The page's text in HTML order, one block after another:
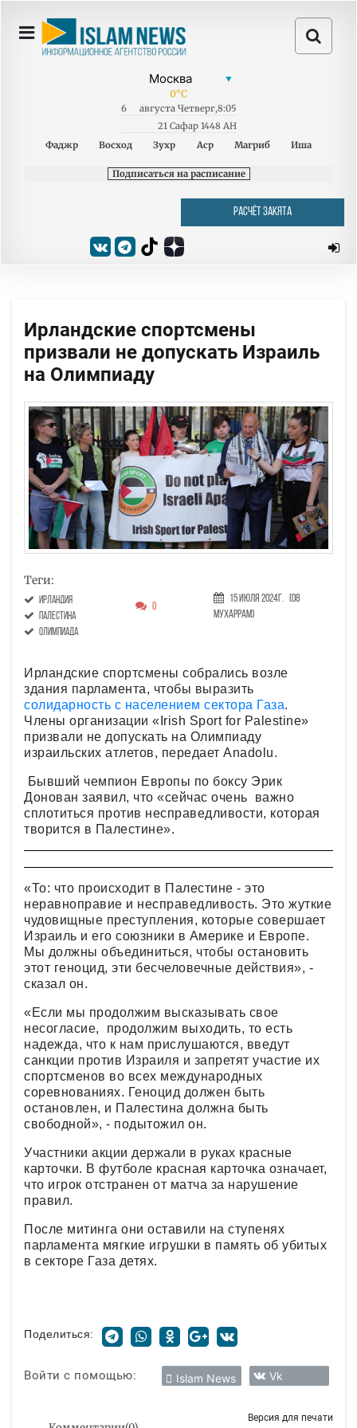
0°C
6 августа Четверг,8:05
21 Сафар 1448 AH
Фаджр
Восход Зухр Аср Магриб Иша
Подписаться на расписание
РАСЧЁТ ЗАКЯТА
Ирландские спортсмены
призвали не допускать Израиль
на Олимпиаду
Теги:
Ирландия
Палестина
Олимпиада
0
15 Июля 2024г. (08
Мухаррам)
Ирландские спортсмены собрались возле
здания парламента, чтобы выразить
солидарность с населением сектора Газа.
Члены организации «Irish Sport for Palestine»
призвали не допускать на Олимпиаду
израильских атлетов, передает Anadolu.
Бывший чемпион Европы по боксу Эрик
Донован заявил, что «сейчас очень важно
сплотиться против несправедливости, которая
творится в Палестине».
«То: что происходит в Палестине - это
неравноправие и несправедливость. Это жуткие
чудовищные преступления, которые совершает
Израиль и его союзники в Америке и Европе.
Мы должны объединиться, чтобы остановить
этот геноцид, эти бесчеловечные действия», -
сказал он.
«Если мы продолжим высказывать свое
несогласие, продолжим выходить, то есть
надежда, что к нам прислушаются, введут
санкции против Израиля и запретят участие их
спортсменов во всех международных
соревнованиях. Геноцид должен быть
остановлен, и Палестина должна быть
свободной», - подытожил он.
Участники акции держали в руках красные
карточки. В футболе красная карточка означает,
что игрок отстранен от матча за нарушение
правил.
После митинга они оставили на ступенях
парламента мягкие игрушки в память об убитых
в секторе Газа детях.
Поделиться:
Войти с помощью: Islam News Vk
Версия для печати